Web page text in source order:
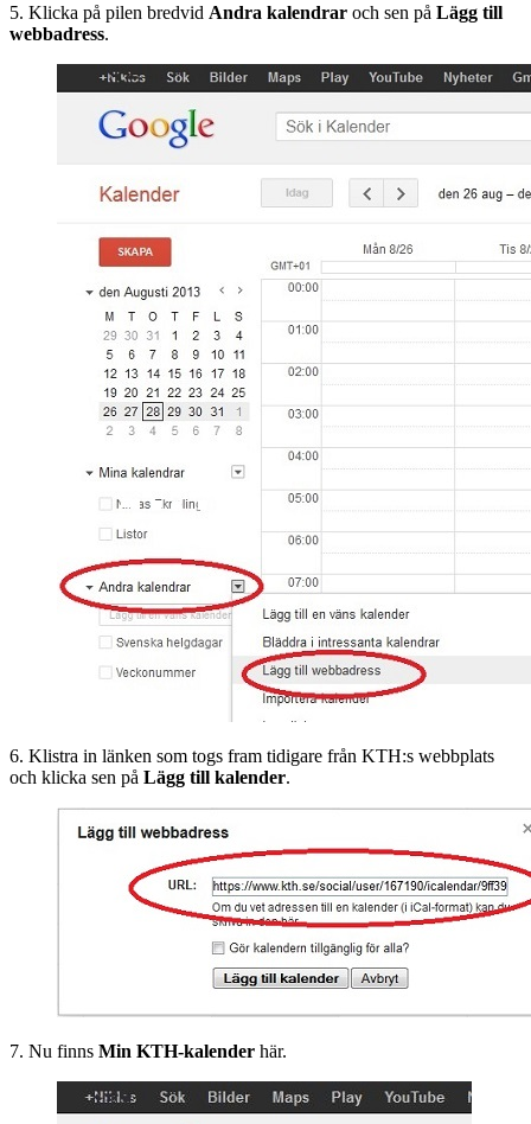
5. Klicka på pilen bredvid Andra kalendrar och sen på Lägg till
webbadress.
6. Klistra in länken som togs fram tidigare från KTH:s webbplats
och klicka sen på Lägg till kalender.
7. Nu finns Min KTH-kalender här.